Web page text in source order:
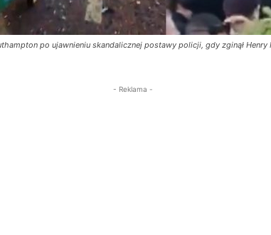
po ujawnieniu skandalicznej postawy policji, gdy zginął
- Reklama -